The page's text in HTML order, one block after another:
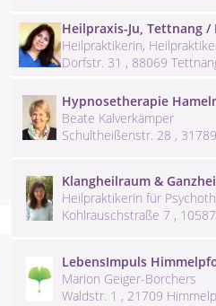
Heilpraxis-Ju, Tettnang
Heilpraktikerin,
Dorfstr. 31 , 88069
Hypnosetherapie
Beate Kalverkämper
Schultheißenstr. 28 ,
Klangheilraum &
Heilpraktikerin für
Kohlrauschstraße 7 ,
LebensImpuls
Marion Geiger-Borchers
Waldstr. 1 , 21709